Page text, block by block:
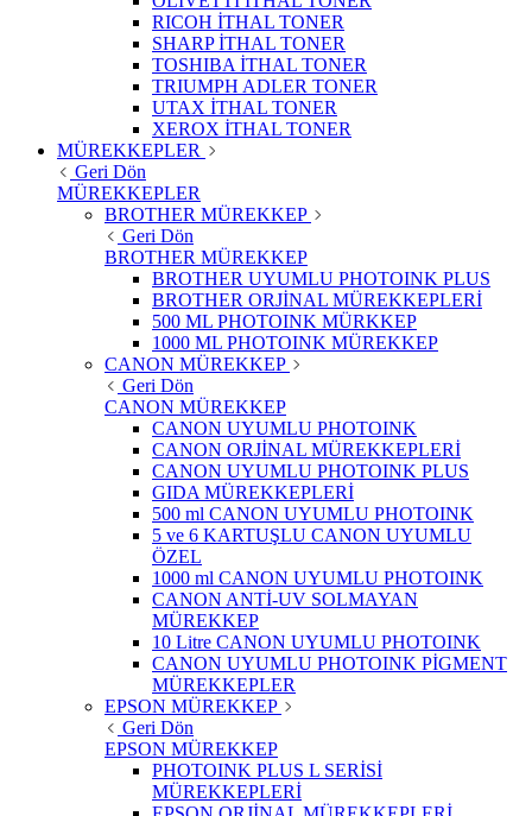
RICOH İTHAL TONER
SHARP İTHAL TONER
TOSHIBA İTHAL TONER
TRIUMPH ADLER TONER
UTAX İTHAL TONER
XEROX İTHAL TONER
MÜREKKEPLER
Geri Dön
MÜREKKEPLER
BROTHER MÜREKKEP
Geri Dön
BROTHER MÜREKKEP
BROTHER UYUMLU PHOTOINK PLUS
BROTHER ORJİNAL MÜREKKEPLERİ
500 ML PHOTOINK MÜRKKEP
1000 ML PHOTOINK MÜREKKEP
CANON MÜREKKEP
Geri Dön
CANON MÜREKKEP
CANON UYUMLU PHOTOINK
CANON ORJİNAL MÜREKKEPLERİ
CANON UYUMLU PHOTOINK PLUS
GIDA MÜREKKEPLERİ
500 ml CANON UYUMLU PHOTOINK
5 ve 6 KARTUŞLU CANON UYUMLU
ÖZEL
1000 ml CANON UYUMLU PHOTOINK
CANON ANTİ-UV SOLMAYAN
MÜREKKEP
10 Litre CANON UYUMLU PHOTOINK
CANON UYUMLU PHOTOINK PİGMENT
MÜREKKEPLER
EPSON MÜREKKEP
Geri Dön
EPSON MÜREKKEP
PHOTOINK PLUS L SERİSİ
MÜREKKEPLERİ